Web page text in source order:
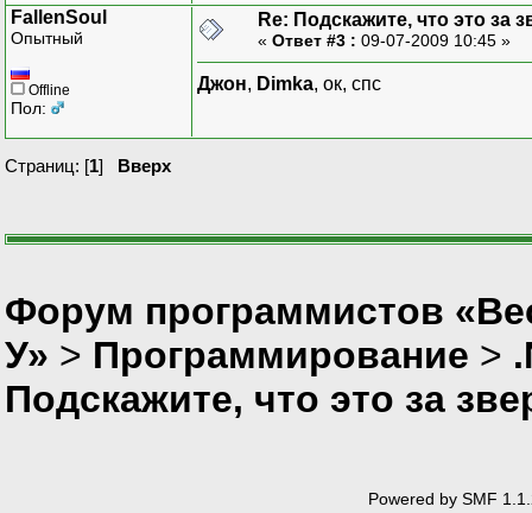
FallenSoul
Опытный
Offline
Пол:
Re: Подскажите, что это за
« Ответ #3 : 09-07-2009 10:45 »
Джон, Dimka, ок, спс
Страниц: [1] Вверх
Форум программистов
У» > Программирование >
Подскажите, что это за
Powered by SMF